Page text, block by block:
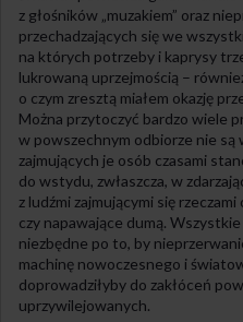
z głośników „muzakiem” oraz
przechadzających się we
na których potrzeby i kaprysy
lukrowaną uprzejmością –
o czym zresztą miałem okazję
Można przytoczyć bardzo wiele
w powszechnym odbiorze nie są
zajmujących je osób czasami
do wstydu, zwłaszcza, w
z ludźmi zajmującymi się
czy napawające dumą.
niezbędne po to, by
machinę nowoczesnego i
doprowadziłyby do zakłóceń
uprzywilejowanych.